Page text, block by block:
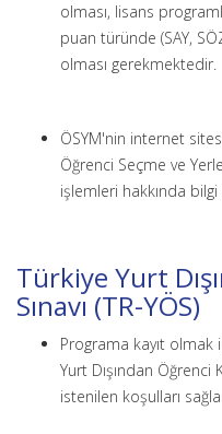
olması, lisans
puan türünde (SAY,
olması gerekmektedir.
ÖSYM'nin internet
Öğrenci Seçme ve
işlemleri hakkında
Türkiye Yurt
Sınavı (TR-YÖS)
Programa kayıt olmak
Yurt Dışından Öğrenci
istenilen koşulları